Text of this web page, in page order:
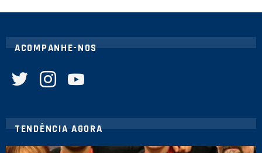
ACOMPANHE-NOS
TENDÊNCIA AGORA